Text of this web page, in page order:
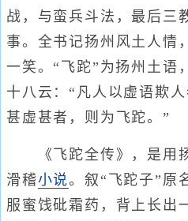
战，与蛮兵斗法，最后三
事。全书记扬州风土人情
一笑。“飞跎”为扬州土语
十八云：“凡人以虚语欺
甚虚甚者，则为飞跎。”
《飞跎全传》，是用扬
滑稽小说。叙“飞跎子”原
服蜜饯砒霜药，背上长出